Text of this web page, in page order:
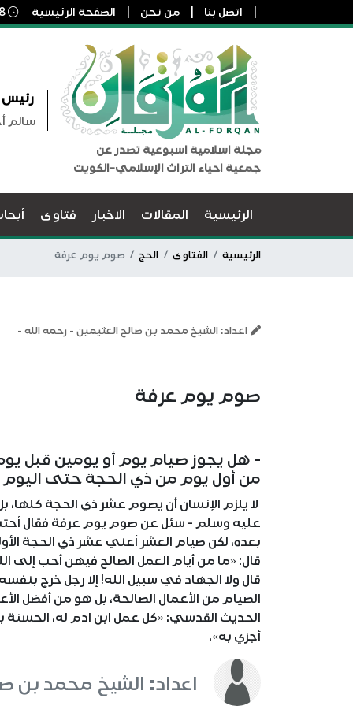
اتصل بنا من نحن الصفحة الرئيسية
مجلة اسلامية اسبوعية تصدر عن
جمعية احياء التراث الإسلامي-الكويت
رئيس
سالم
الرئيسية المقالات الاخبار فتاوى
الرئيسية الفتاوى الحج صوم يوم عرفة
اعداد: الشيخ محمد بن صالح العثيمين - رحمه الله -
صوم يوم عرفة
- هل يجوز صيام يوم أو يومين قبل
من أول يوم من ذي الحجة حتى اليوم
لا يلزم الإنسان أن يصوم عشر ذي الحجة
عليه وسلم - سئل عن صوم يوم عرفة فقال
بعده، لكن صيام العشر أعني عشر ذي الحجة
قال: «ما من أيام العمل الصالح فيهن أحب إلى
قال ولا الجهاد في سبيل الله! إلا رجل خرج
الصيام من الأعمال الصالحة، بل هو من أفضل
الحديث القدسي: «كل عمل ابن آدم له، الحسنة
أجزي به».
اعداد: الشيخ محمد بن